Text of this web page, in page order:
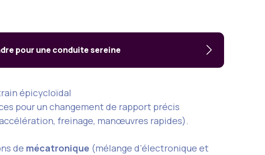
pour une conduite sereine
épicycloïdal
pour un changement de rapport précis
freinage, manœuvres rapides).
de mécatronique (mélange d’électronique et